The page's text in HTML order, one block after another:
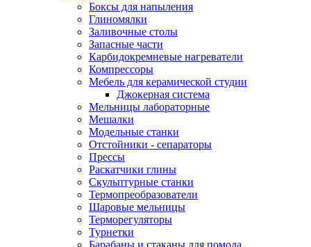
Боксы для напыления
Глиномялки
Заливочные столы
Запасные части
Карбидокремневые нагреватели
Компрессоры
Мебель для керамической студии
Джокерная система
Мельницы лабораторные
Мешалки
Модельные станки
Отстойники - сепараторы
Прессы
Раскатчики глины
Скульптурные станки
Термопреобразователи
Шаровые мельницы
Терморегуляторы
Турнетки
Барабаны и стаканы для помола